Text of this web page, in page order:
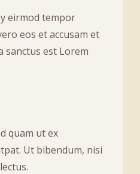
eirmod tempor
eos et accusam et
sanctus est Lorem
quam ut ex
Ut bibendum, nisi